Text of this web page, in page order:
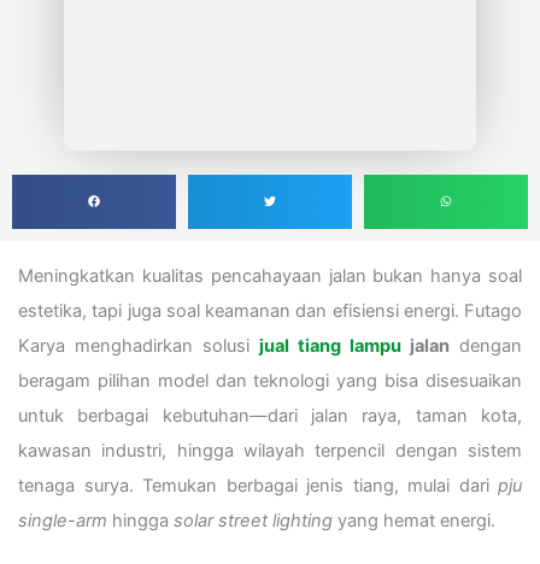
Meningkatkan kualitas pencahayaan jalan bukan hanya soal
estetika, tapi juga soal keamanan dan efisiensi energi. Futago
Karya menghadirkan solusi jual tiang lampu jalan dengan
beragam pilihan model dan teknologi yang bisa disesuaikan
untuk berbagai kebutuhan—dari jalan raya, taman kota,
kawasan industri, hingga wilayah terpencil dengan sistem
tenaga surya. Temukan berbagai jenis tiang, mulai dari pju
single-arm hingga solar street lighting yang hemat energi.